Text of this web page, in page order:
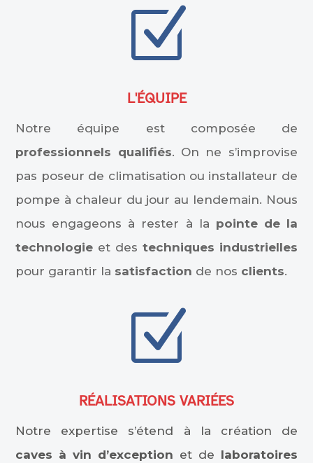
Z
L'ÉQUIPE
Notre équipe est composée de
professionnels qualifiés. On ne s’improvise
pas poseur de climatisation ou installateur de
pompe à chaleur du jour au lendemain. Nous
nous engageons à rester à la pointe de la
technologie et des techniques industrielles
pour garantir la satisfaction de nos clients.
Z
RÉALISATIONS VARIÉES
Notre expertise s’étend à la création de
caves à vin d’exception et de laboratoires